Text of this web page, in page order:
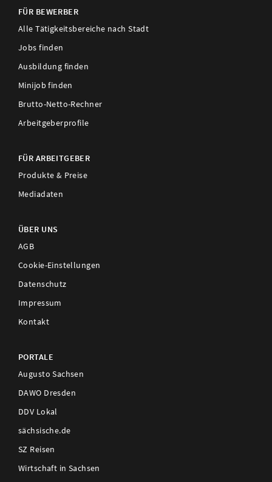
FÜR BEWERBER
Alle Tätigkeitsbereiche nach Stadt
Jobs finden
Ausbildung finden
Minijob finden
Brutto-Netto-Rechner
Arbeitgeberprofile
FÜR ARBEITGEBER
Produkte & Preise
Mediadaten
ÜBER UNS
AGB
Cookie-Einstellungen
Datenschutz
Impressum
Kontakt
PORTALE
Augusto Sachsen
DAWO Dresden
DDV Lokal
sächsische.de
SZ Reisen
Wirtschaft in Sachsen